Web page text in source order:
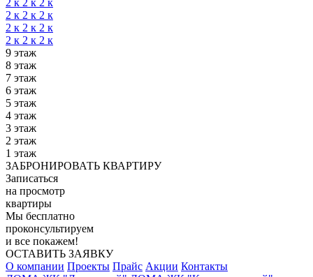
2 к 2 к 2 к
2 к 2 к 2 к
2 к 2 к 2 к
9 этаж
8 этаж
7 этаж
6 этаж
5 этаж
4 этаж
3 этаж
2 этаж
1 этаж
ЗАБРОНИРОВАТЬ КВАРТИРУ
Записаться
на просмотр
квартиры
Мы бесплатно
проконсультируем
и все покажем!
ОСТАВИТЬ ЗАЯВКУ
О компании Проекты Прайс Акции Контакты